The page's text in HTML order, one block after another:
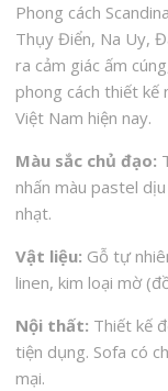
Phong cách
Thụy Điển, Na Uy,
ra cảm giác ấm
phong cách thiết
Việt Nam hiện nay.
Màu sắc chủ đạo:
nhấn màu pastel
nhạt.
Vật liệu: Gỗ tự
linen, kim loại mờ
Nội thất: Thiết kế
tiện dụng. Sofa có
mại.